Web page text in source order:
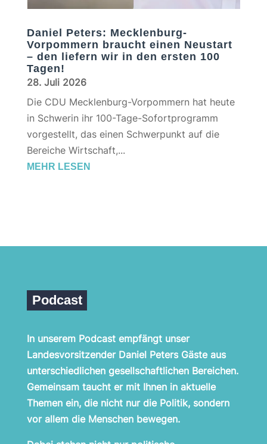
Daniel Peters: Mecklenburg-
Vorpommern braucht einen Neustart
– den liefern wir in den ersten 100
Tagen!
28. Juli 2026
Die CDU Mecklenburg-Vorpommern hat heute
in Schwerin ihr 100-Tage-Sofortprogramm
vorgestellt, das einen Schwerpunkt auf die
Bereiche Wirtschaft,...
MEHR LESEN
Podcast
In unserem Podcast empfängt unser
Landesvorsitzender Daniel Peters Gäste aus
unterschiedlichen gesellschaftlichen Bereichen.
Gemeinsam taucht er mit Ihnen in aktuelle
Themen ein, die nicht nur die Politik, sondern
vor allem die Menschen bewegen.